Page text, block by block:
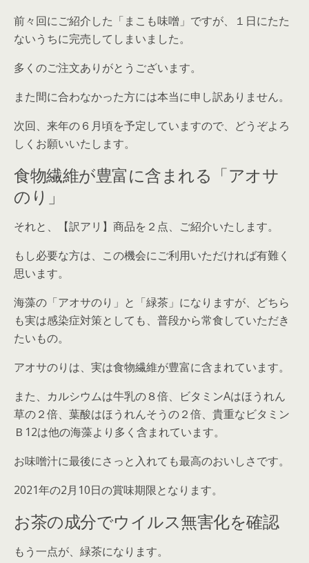
前々回にご紹介した「まこも味噌」ですが、１日にたた
ないうちに完売してしまいました。
多くのご注文ありがとうございます。
また間に合わなかった方には本当に申し訳ありません。
次回、来年の６月頃を予定していますので、どうぞよろ
しくお願いいたします。
食物繊維が豊富に含まれる「アオサ
のり」
それと、【訳アリ】商品を２点、ご紹介いたします。
もし必要な方は、この機会にご利用いただければ有難く
思います。
海藻の「アオサのり」と「緑茶」になりますが、どちら
も実は感染症対策としても、普段から常食していただき
たいもの。
アオサのりは、実は食物繊維が豊富に含まれています。
また、カルシウムは牛乳の８倍、ビタミンAはほうれん
草の２倍、葉酸はほうれんそうの２倍、貴重なビタミン
Ｂ12は他の海藻より多く含まれています。
お味噌汁に最後にさっと入れても最高のおいしさです。
2021年の2月10日の賞味期限となります。
お茶の成分でウイルス無害化を確認
もう一点が、緑茶になります。